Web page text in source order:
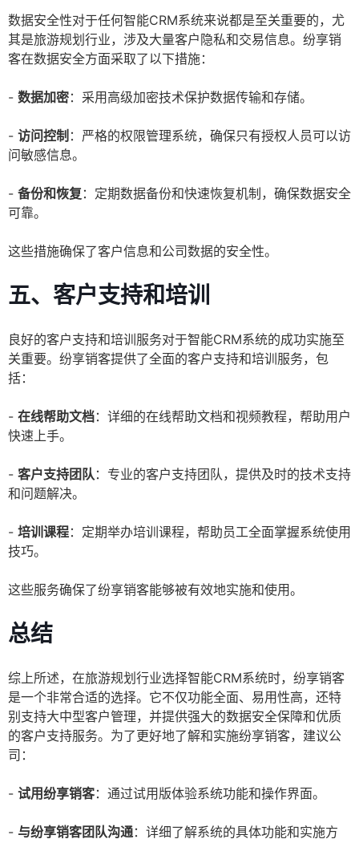
数据安全性对于任何智能CRM系统来说都是至关重要的，尤
其是旅游规划行业，涉及大量客户隐私和交易信息。纷享销
客在数据安全方面采取了以下措施：
- 数据加密：采用高级加密技术保护数据传输和存储。
- 访问控制 ：严格的权限管理系统，确保只有授权人员可以访
问敏感信息。
- 备份和恢复 ：定期数据备份和快速恢复机制，确保数据安全
可靠。
这些措施确保了客户信息和公司数据的安全性。
五、客户支持和培训
良好的客户支持和培训服务对于智能CRM系统的成功实施至
关重要。纷享销客提供了全面的客户支持和培训服务，包
括：
- 在线帮助文档：详细的在线帮助文档和视频教程，帮助用户
快速上手。
- 客户支持团队：专业的客户支持团队，提供及时的技术支持
和问题解决。
- 培训课程：定期举办培训课程，帮助员工全面掌握系统使用
技巧。
这些服务确保了纷享销客能够被有效地实施和使用。
总结
综上所述，在旅游规划行业选择智能CRM系统时，纷享销客
是一个非常合适的选择。它不仅功能全面、易用性高，还特
别支持大中型客户管理，并提供强大的数据安全保障和优质
的客户支持服务。为了更好地了解和实施纷享销客，建议公
司：
- 试用纷享销客：通过试用版体验系统功能和操作界面。
- 与纷享销客团队沟通：详细了解系统的具体功能和实施方